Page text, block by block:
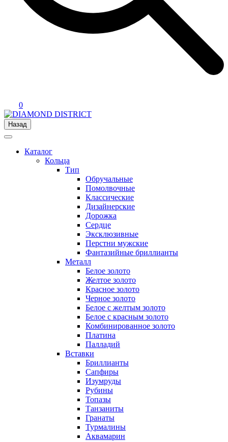
0
Назад
Каталог
Кольца
Тип
Обручальные
Помолвочные
Классические
Дизайнерские
Дорожка
Сердце
Эксклюзивные
Перстни мужские
Фантазийные бриллианты
Металл
Белое золото
Желтое золото
Красное золото
Черное золото
Белое с желтым золото
Белое с красным золото
Комбинированное золото
Платина
Палладий
Вставки
Бриллианты
Сапфиры
Изумруды
Рубины
Топазы
Танзаниты
Гранаты
Турмалины
Аквамарин